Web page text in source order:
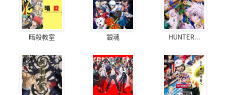
暗殺教室 銀魂 HUNTER...